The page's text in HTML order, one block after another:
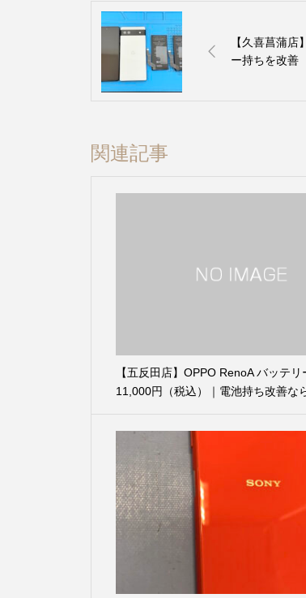
【久喜菖蒲
ー持ちを改善
関連記事
【五反田店】OPPO RenoA バッテリ
11,000円（税込）｜電池持ち改善な